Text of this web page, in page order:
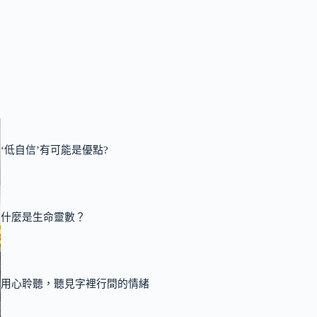
‘低自信’有可能是優點?
什麼是生命靈數？
用心聆聽，聽見字裡行間的情緒